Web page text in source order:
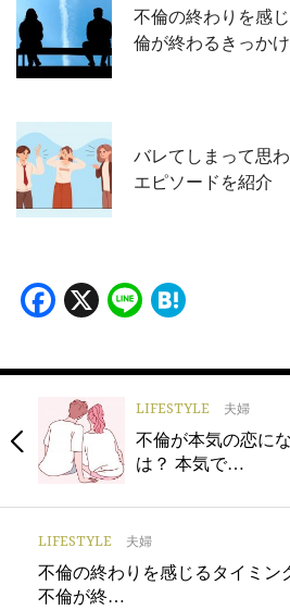
不倫の終わりを感
倫が終わるきっか
バレてしまって思
エピソードを紹介
Facebook
X Line
LIFESTYLE 夫婦
不倫が本気の恋に
は？ 本気で…
LIFESTYLE 夫婦
不倫の終わりを感じるタイミン
不倫が終…